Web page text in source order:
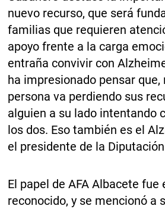
nuevo recurso, que será
familias que requieren
apoyo frente a la carga
entraña convivir con
ha impresionado pensar
persona va perdiendo sus
alguien a su lado intentando
los dos. Eso también es el
el presidente de la
El papel de AFA Albacete
reconocido, y se mencionó a